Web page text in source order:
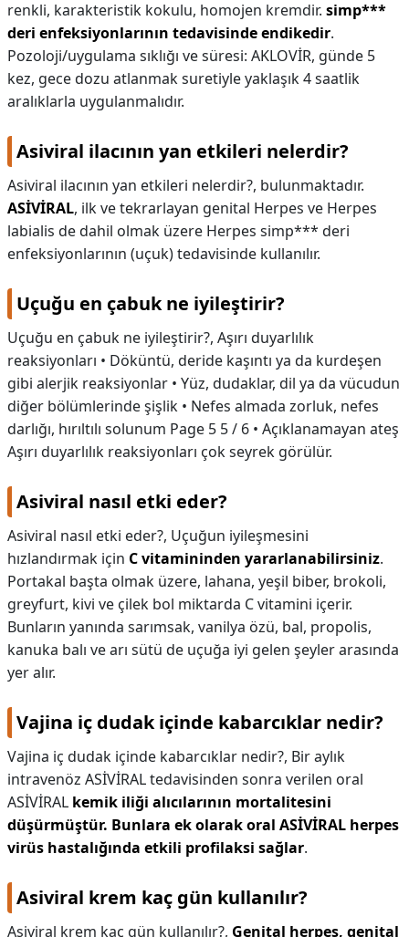
renkli, karakteristik kokulu, homojen kremdir. simp***
deri enfeksiyonlarının tedavisinde endikedir.
Pozoloji/uygulama sıklığı ve süresi: AKLOVİR, günde 5
kez, gece dozu atlanmak suretiyle yaklaşık 4 saatlik
aralıklarla uygulanmalıdır.
Asiviral ilacının yan etkileri nelerdir?
Asiviral ilacının yan etkileri nelerdir?, bulunmaktadır.
ASİVİRAL, ilk ve tekrarlayan genital Herpes ve Herpes
labialis de dahil olmak üzere Herpes simp*** deri
enfeksiyonlarının (uçuk) tedavisinde kullanılır.
Uçuğu en çabuk ne iyileştirir?
Uçuğu en çabuk ne iyileştirir?, Aşırı duyarlılık
reaksiyonları • Döküntü, deride kaşıntı ya da kurdeşen
gibi alerjik reaksiyonlar • Yüz, dudaklar, dil ya da vücudun
diğer bölümlerinde şişlik • Nefes almada zorluk, nefes
darlığı, hırıltılı solunum Page 5 5 / 6 • Açıklanamayan ateş
Aşırı duyarlılık reaksiyonları çok seyrek görülür.
Asiviral nasıl etki eder?
Asiviral nasıl etki eder?, Uçuğun iyileşmesini
hızlandırmak için C vitamininden yararlanabilirsiniz.
Portakal başta olmak üzere, lahana, yeşil biber, brokoli,
greyfurt, kivi ve çilek bol miktarda C vitamini içerir.
Bunların yanında sarımsak, vanilya özü, bal, propolis,
kanuka balı ve arı sütü de uçuğa iyi gelen şeyler arasında
yer alır.
Vajina iç dudak içinde kabarcıklar nedir?
Vajina iç dudak içinde kabarcıklar nedir?, Bir aylık
intravenöz ASİVİRAL tedavisinden sonra verilen oral
ASİVİRAL kemik iliği alıcılarının mortalitesini
düşürmüştür. Bunlara ek olarak oral ASİVİRAL herpes
virüs hastalığında etkili profilaksi sağlar.
Asiviral krem kaç gün kullanılır?
Asiviral krem kaç gün kullanılır?, Genital herpes, genital